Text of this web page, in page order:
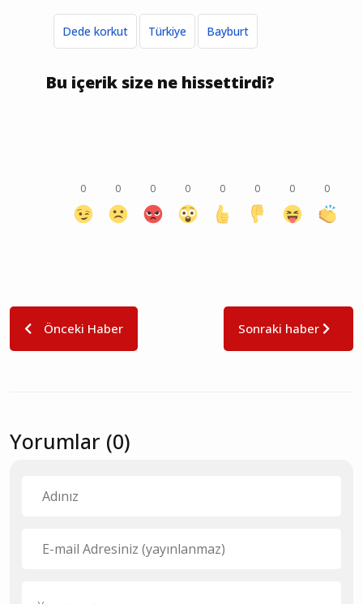
Dede korkut Türkiye Bayburt
Bu içerik size ne hissettirdi?
0 0 0 0 0 0 0 0
Önceki Haber Sonraki haber
Yorumlar (0)